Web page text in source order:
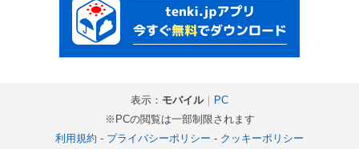
表示： モバイル｜
PC
※PCの閲覧は一部制限されます
利用規約 - プライバシーポリシー - クッキーポリシー